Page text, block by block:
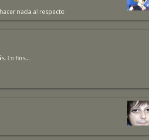
nada al respecto
En fins...